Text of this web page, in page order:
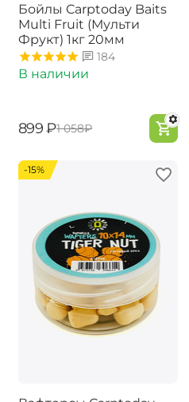
Бойлы Carptoday Baits
Multi Fruit (Мульти
Фрукт) 1кг 20мм
184
В наличии
‍899‍ ₽‍1 058‍₽
-15%